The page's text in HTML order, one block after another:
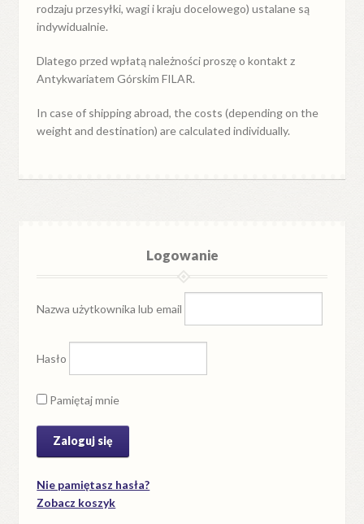
rodzaju przesyłki, wagi i kraju docelowego) ustalane są
indywidualnie.
Dlatego przed wpłatą należności proszę o kontakt z
Antykwariatem Górskim FILAR.
In case of shipping abroad, the costs (depending on the
weight and destination) are calculated individually.
Logowanie
Nazwa użytkownika lub email
Hasło
Pamiętaj mnie
Nie pamiętasz hasła?
Zobacz koszyk